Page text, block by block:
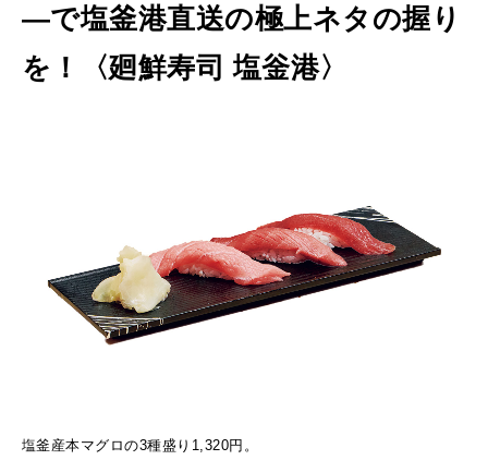
―で塩釜港直送の極上ネタの握り
を！〈廻鮮寿司 塩釡港〉
塩釜産本マグロの3種盛り1,320円。